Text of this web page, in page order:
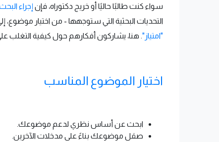
سواء كنت طالبًا حاليًا أو خريج دكتوراه، فإن إجراء
التحديات البحثية التي ستوجهها - من اختيار
"امتياز". هنا، يشاركون أفكارهم حول كيفية التغلب
اختيار الموضوع المناسب
ابحث عن أساس نظري لدعم موضوعك.
صقل موضوعك بناءً على مدخلات الآخرين.